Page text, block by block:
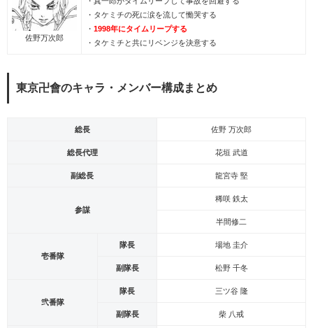
佐野万次郎
・タケミチの死に涙を流して慟哭する
・ 1998年にタイムリープする
・タケミチと共にリベンジを決意する
東京卍會のキャラ・メンバー構成まとめ
総長 佐野 万次郎
総長代理 花垣 武道
副総長 龍宮寺 堅
参謀
稀咲 鉄太
半間修二
壱番隊
隊長 場地 圭介
副隊長 松野 千冬
弐番隊
隊長 三ツ谷 隆
副隊長 柴 八戒